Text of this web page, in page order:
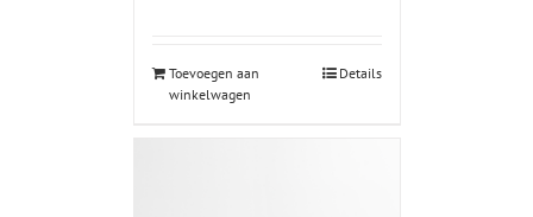
Toevoegen aan
winkelwagen
Details